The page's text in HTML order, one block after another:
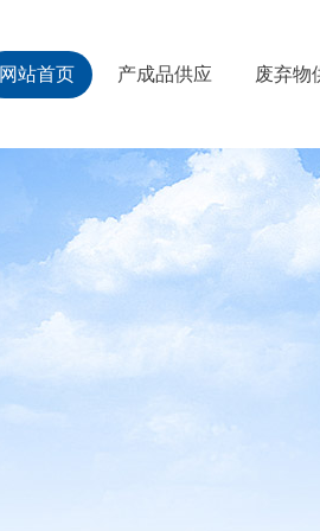
网站首页 产成品供应 废弃物